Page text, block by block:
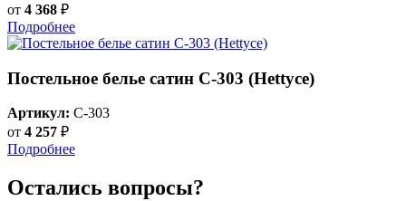
от 4 368 ₽
Подробнее
Постельное белье сатин С-303 (Hettyce)
Артикул: C-303
от 4 257 ₽
Подробнее
Остались вопросы?